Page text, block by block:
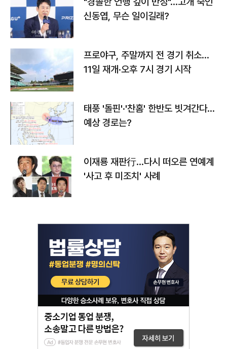
신동엽, 무슨 일이길래?
프로야구, 주말까지 전 경기 취소…
11일 재개·오후 7시 경기 시작
태풍 '돌핀'·'찬홈' 한반도 빗겨간다…
예상 경로는?
이재룡 재판行…다시 떠오른 연예계
'사고 후 미조치' 사례